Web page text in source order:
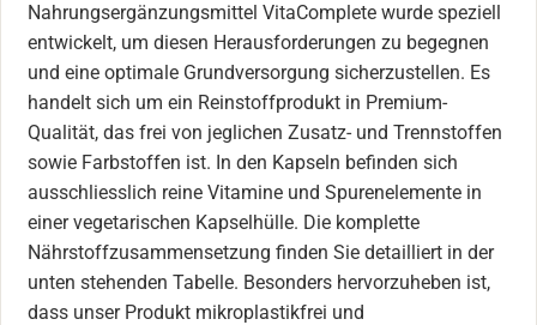
Nahrungsergänzungsmittel VitaComplete wurde speziell
entwickelt, um diesen Herausforderungen zu begegnen
und eine optimale Grundversorgung sicherzustellen. Es
handelt sich um ein Reinstoffprodukt in Premium-
Qualität, das frei von jeglichen Zusatz- und Trennstoffen
sowie Farbstoffen ist. In den Kapseln befinden sich
ausschliesslich reine Vitamine und Spurenelemente in
einer vegetarischen Kapselhülle. Die komplette
Nährstoffzusammensetzung finden Sie detailliert in der
unten stehenden Tabelle. Besonders hervorzuheben ist,
dass unser Produkt mikroplastikfrei und